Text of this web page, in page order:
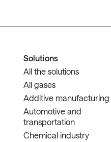
Solutions
All the solutions
All gases
Additive manufacturing
Automotive and
transportation
Chemical industry